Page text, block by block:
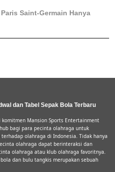
Saint-Germain Hanya
dan Tabel Sepak Bola Terbaru
komitmen Mansion Sports Entertainment
bagi para pecinta olahraga untuk
olahraga di Indonesia. Tidak hanya
olahraga dapat berinteraksi dan
olahraga atau klub olahraga favoritnya.
dan bulu tangkis merupakan sebuah